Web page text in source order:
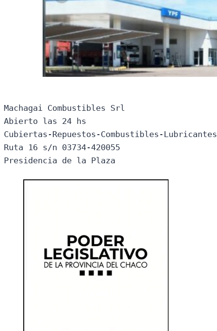
Machagai Combustibles Srl
Abierto las 24 hs
Cubiertas-Repuestos-Combustibles-
Ruta 16 s/n 03734-420055
Presidencia de la Plaza